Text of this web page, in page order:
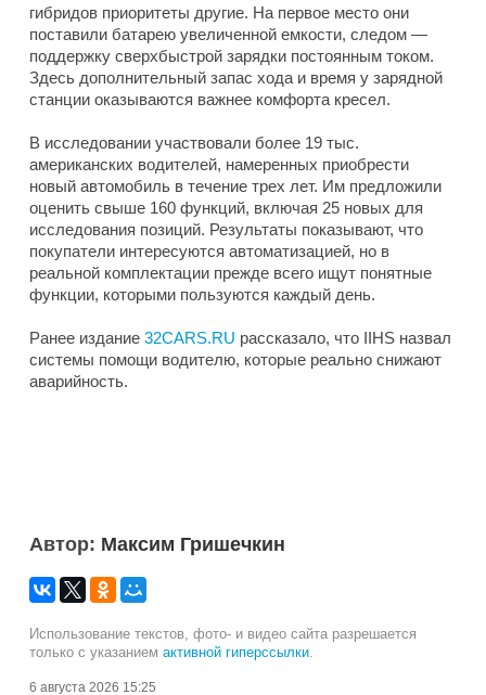
гибридов приоритеты другие. На первое место они
поставили батарею увеличенной емкости, следом —
поддержку сверхбыстрой зарядки постоянным током.
Здесь дополнительный запас хода и время у зарядной
станции оказываются важнее комфорта кресел.
В исследовании участвовали более 19 тыс.
американских водителей, намеренных приобрести
новый автомобиль в течение трех лет. Им предложили
оценить свыше 160 функций, включая 25 новых для
исследования позиций. Результаты показывают, что
покупатели интересуются автоматизацией, но в
реальной комплектации прежде всего ищут понятные
функции, которыми пользуются каждый день.
Ранее издание 32CARS.RU рассказало, что IIHS назвал
системы помощи водителю, которые реально снижают
аварийность.
Автор: Максим Гришечкин
Использование текстов, фото- и видео сайта разрешается
только с указанием активной гиперссылки
6 августа 2026 15:25